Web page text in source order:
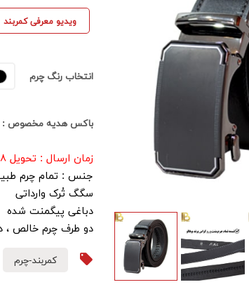
ویدیو معرفی کمربند
انتخاب رنگ چرم
باکس هدیه مخصوص :
زمان ارسال : تحویل ۴۸ ساعته در هر نقطه از کشور
جنس : تمام چرم
سگگ تُرک وارداتی
دباغی پیگمنت شده
دو طرف چرم خالص ،
کمربند-چرم